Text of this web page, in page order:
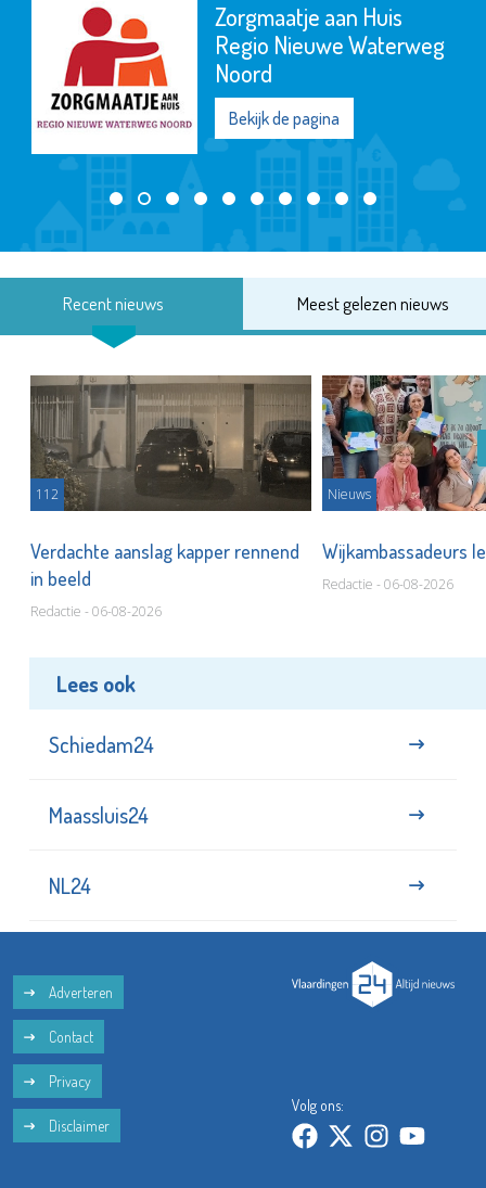
Zorgmaatje aan Huis
Regio Nieuwe Waterweg
Noord
Bekijk de pagina
Recent nieuws Meest gelezen nieuws
112
Verdachte aanslag kapper rennend
in beeld
Redactie - 06-08-2026
Nieuws
Wijkambassadeurs
Redactie - 06-08-2026
Lees ook
Schiedam24
Maassluis24
NL24
Adverteren
Contact
Privacy
Disclaimer
Volg ons: